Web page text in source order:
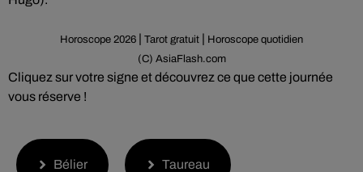
Horoscope 2026 | Tarot gratuit | Horoscope quotidien
(C) AsiaFlash.com
Cliquez sur votre signe et découvrez ce que cette journée
vous réserve !
Bélier Taureau